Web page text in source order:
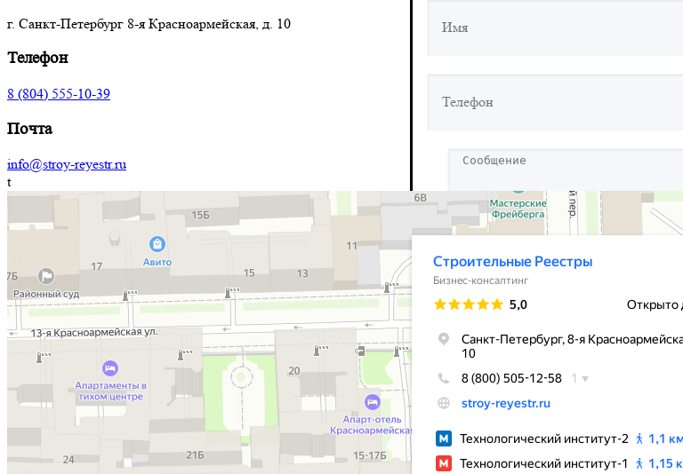
ознакомлен и согласен.
г. Санкт-Петербург 8‑я Красноармейская, д. 10
Телефон
8 (804) 555-10-39
Почта
info@stroy-reyestr.ru
t